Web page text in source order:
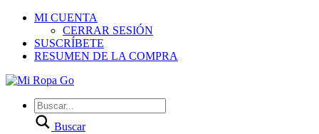
MI CUENTA
CERRAR SESIÓN
SUSCRÍBETE
RESUMEN DE LA COMPRA
Buscar